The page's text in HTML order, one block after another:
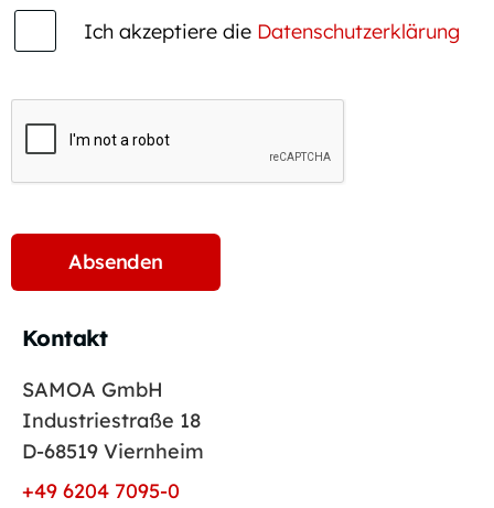
Ich akzeptiere die Datenschutzerklärung
Kontakt
SAMOA GmbH
Industriestraße 18
D-68519 Viernheim
+49 6204 7095-0